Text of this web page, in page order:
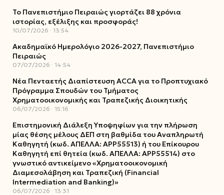
Το Πανεπιστήμιο Πειραιώς γιορτάζει 88 χρόνια
ιστορίας, εξέλιξης και προσφοράς!
10/07/2026 13:54
Ακαδημαϊκό Ημερολόγιο 2026-2027, Πανεπιστήμιο
Πειραιώς
07/07/2026 14:54
Νέα Πενταετής Διαπίστευση ACCA για το Προπτυχιακό
Πρόγραμμα Σπουδών του Τμήματος
Χρηματοοικονομικής και Τραπεζικής Διοικητικής
06/07/2026 15:16
Επιστημονική Διάλεξη Υποψηφίων για την πλήρωση
μίας θέσης μέλους ΔΕΠ στη βαθμίδα του Αναπληρωτή
Καθηγητή (κωδ. ΑΠΕΛΛΑ: ΑΡΡ55513) ή του Επίκουρου
Καθηγητή επί θητεία (κωδ. ΑΠΕΛΛΑ: ΑΡΡ55514) στο
γνωστικό αντικείμενο «Χρηματοοικονομική
Διαμεσολάβηση και Τραπεζική (Financial
Intermediation and Banking)»
06/07/2026 13:31